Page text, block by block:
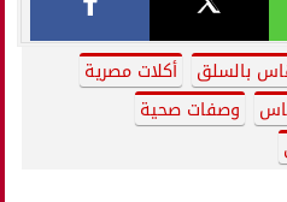
بالسلق
أكلات مصرية
وصفات صحية